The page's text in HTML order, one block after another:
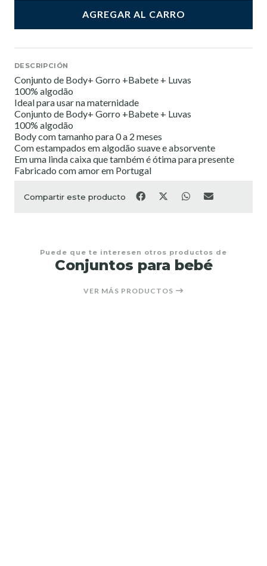
AGREGAR AL CARRO
DESCRIPCIÓN
Conjunto de Body+ Gorro +Babete + Luvas
100% algodão
Ideal para usar na maternidade
Conjunto de Body+ Gorro +Babete + Luvas
100% algodão
Body com tamanho para 0 a 2 meses
Com estampados em algodão suave e absorvente
Em uma linda caixa que também é ótima para presente
Fabricado com amor em Portugal
Compartir este producto
Puede que te interesen otros productos de
Conjuntos para bebé
VER MÁS PRODUCTOS